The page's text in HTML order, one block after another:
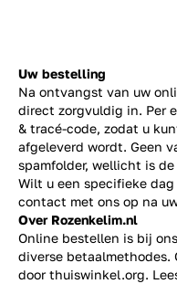
Uw bestelling
Na ontvangst van uw
direct zorgvuldig in. Per
& tracé-code, zodat u
afgeleverd wordt. Geen
spamfolder, wellicht is
Wilt u een specifieke
contact met ons op na
Over Rozenkelim.nl
Online bestellen is bij
diverse betaalmethodes.
door thuiswinkel.org.